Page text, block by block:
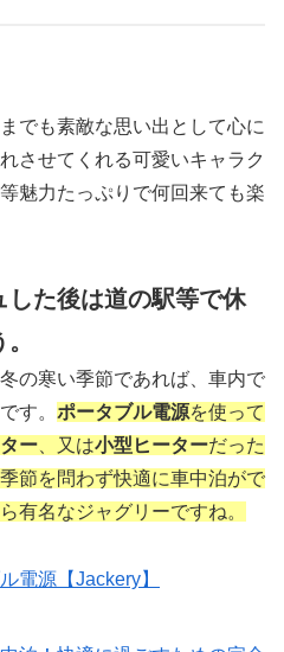
でも素敵な思い出として心に
させてくれる可愛いキャラク
魅力たっぷりで何回来ても楽
した後は道の駅等で休
の寒い季節であれば、車内で
す。 ポータブル電源を使って
ー 、又は小型ヒーターだった
節を問わず快適に車中泊がで
有名なジャグリーですね。
電源【Jackery】